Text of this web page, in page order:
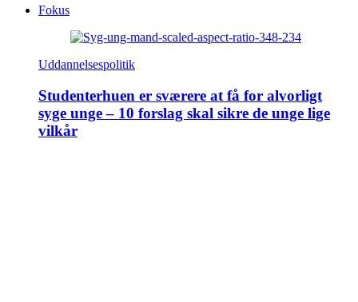
Fokus
Uddannelsespolitik
Studenterhuen er sværere at få for alvorligt
syge unge – 10 forslag skal sikre de unge lige
vilkår